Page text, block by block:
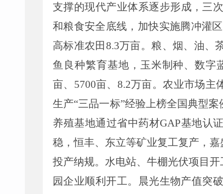
支撑的现代产业体系逐步形成，三
和粮食安全底线，加快实施腾冲灌
高标准农田 8.3万亩。粮、烟、油、
鱼良种繁育基地，玉米制种、数字
亩、 5700亩、 8.2万亩。农业市场主
生产“三品一标”经验上榜全国典型案
养殖基地通过省中药材GAP基地认
稳，恒丰、东立等矿业复工复产，嘉
投产纳规。水电站、牛棚光伏项目
园企业顺利开工。晨光生物产值突